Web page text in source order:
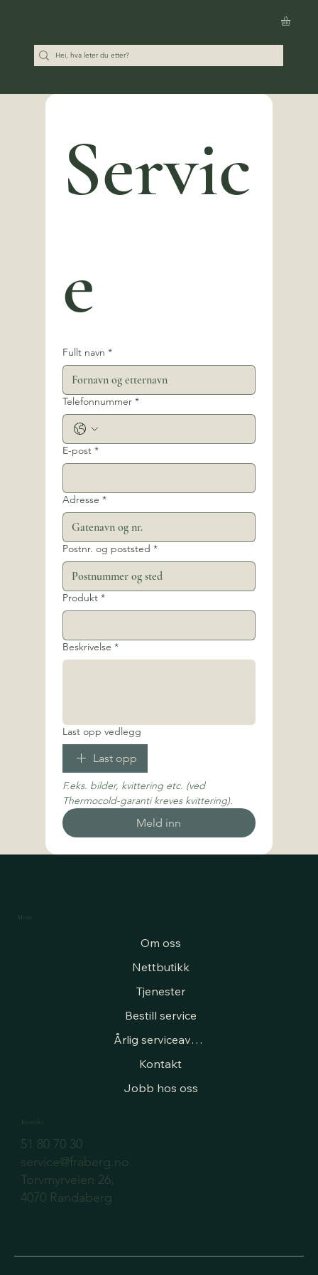
Servic
e
Fullt navn *
Telefonnummer *
E-post *
Adresse *
Postnr. og poststed *
Produkt *
Beskrivelse *
Last opp vedlegg
Last opp
F.eks. bilder, kvittering etc. (ved
Thermocold-garanti kreves kvittering).
Meld inn
Meny
Om oss
Nettbutikk
Tjenester
Bestill service
Årlig serviceavtale
Kontakt
Jobb hos oss
Kontakt
51 80 70 30
service@fraberg.no
Torvmyrveien 26,
4070 Randaberg